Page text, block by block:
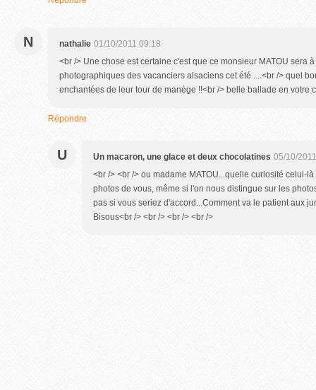
N nathalie 01/10/2011 09:18
<br /> Une chose est certaine c'est que ce monsieur MATOU sera
photographiques des vacanciers alsaciens cet été ....<br /> quel
enchantées de leur tour de manège !!<br /> belle ballade en votre
Répondre
U Un macaron, une glace et deux chocolatines 05/10/
<br /> <br /> ou madame MATOU...quelle curiosité celui-
photos de vous, même si l'on nous distingue sur les
pas si vous seriez d'accord...Comment va le patient aux
Bisous<br /> <br /> <br /> <br />